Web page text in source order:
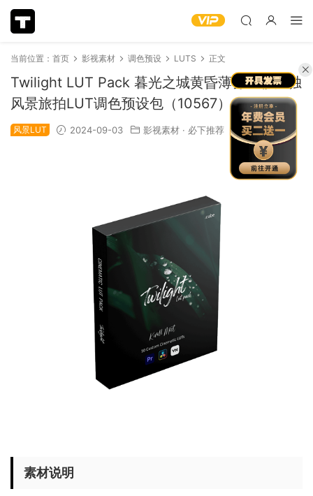
当前位置： 首页 影视素材 调色预设 LUTS 正文
Twilight LUT Pack 暮光之城黄昏薄雾红杉孤独
风景旅拍LUT调色预设包（10567）
风景LUT 2024-09-03 影视素材 · 必下推荐 1.26k
素材说明